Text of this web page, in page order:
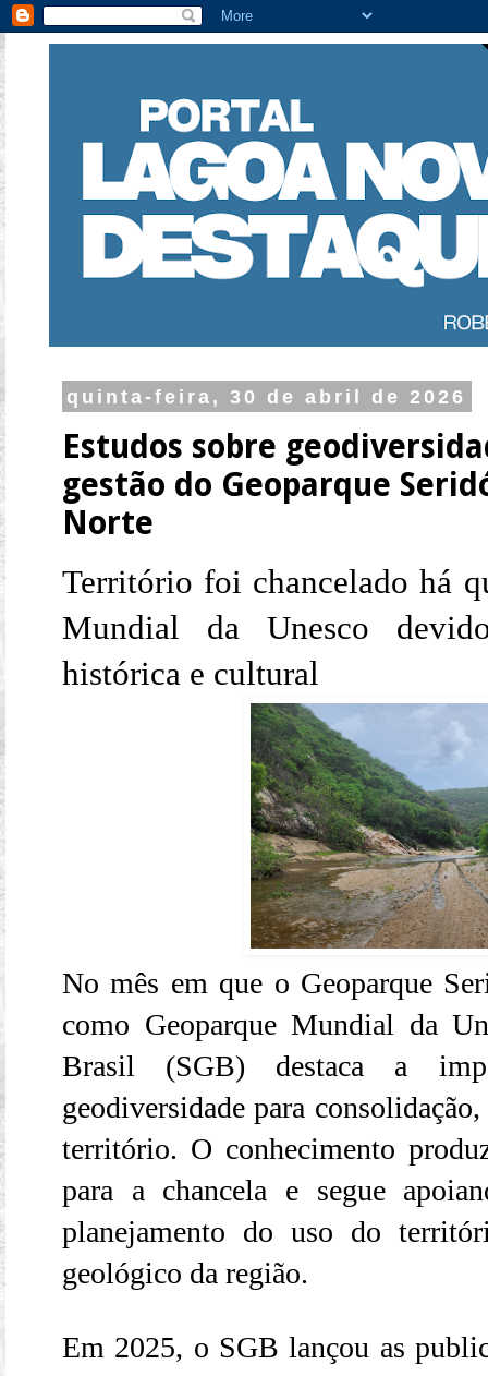
quinta-feira, 30 de abril de 2026
Estudos sobre
gestão do Geoparque
Norte
Território foi chancelado há
Mundial da Unesco
histórica e cultural
No mês em que o Geoparque
como Geoparque Mundial da
Brasil (SGB) destaca a
geodiversidade para
território. O conhecimento
para a chancela e segue
planejamento do uso do
geológico da região.
Em 2025, o SGB lançou as